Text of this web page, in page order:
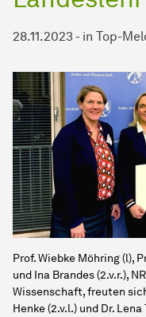
28.11.2023 - in Top-
Prof. Wiebke Möhring (l),
und Ina Brandes (2.v.r.),
Wissenschaft, freuten
Henke (2.v.l.) und Dr. Lena